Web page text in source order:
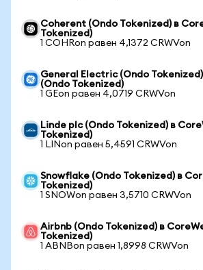
Coherent (Ondo Tokenized) в
Tokenized)
1 COHRon равен 4,1372 CRWVon
General Electric (Ondo
(Ondo Tokenized)
1 GEon равен 4,0719 CRWVon
Linde plc (Ondo Tokenized) в
Tokenized)
1 LINon равен 5,4591 CRWVon
Snowflake (Ondo Tokenized) в
Tokenized)
1 SNOWon равен 3,5710 CRWVon
Airbnb (Ondo Tokenized) в
Tokenized)
1 ABNBon равен 1,8998 CRWVon